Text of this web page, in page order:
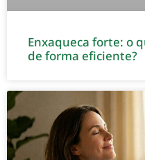
Enxaqueca forte: o
de forma eficiente?